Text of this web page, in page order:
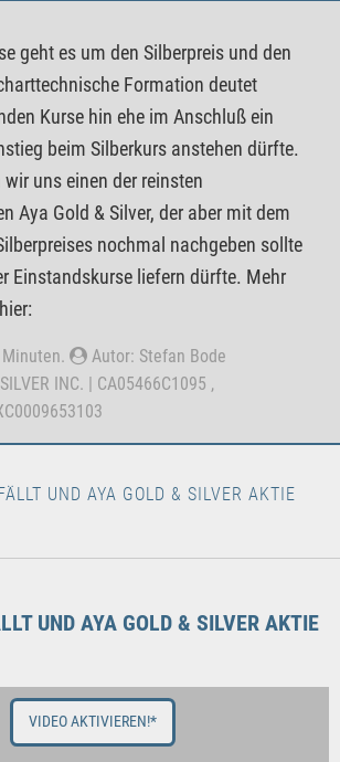
geht es um den Silberpreis und den
Formation deutet
Kurse hin ehe im Anschluß ein
beim Silberkurs anstehen dürfte.
uns einen der reinsten
Aya Gold & Silver, der aber mit dem
nochmal nachgeben sollte
Einstandskurse liefern dürfte. Mehr
Autor: Stefan Bode
SILVER INC. | CA05466C1095 ,
UND AYA GOLD & SILVER AKTIE
UND AYA GOLD & SILVER AKTIE
VIDEO AKTIVIEREN!*